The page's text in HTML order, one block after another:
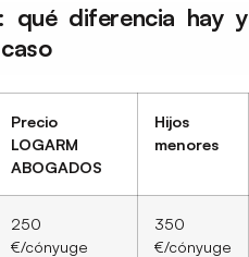
qué diferencia hay y
Precio
LOGARM
ABOGADOS
Hijos
menores
250
€/cónyuge
350
€/cónyuge